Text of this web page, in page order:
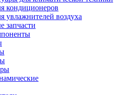
кондиционеров
увлажнителей воздуха
запчасти